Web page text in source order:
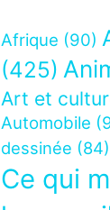
Afrique (90)
(425)
Art et
Automobile
dessinée (84)
Ce qui